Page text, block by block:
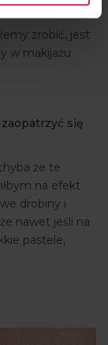
zrobić, jest
w makijażu
się
że te
na efekt
drobiny i
nawet jeśli na
pastele,